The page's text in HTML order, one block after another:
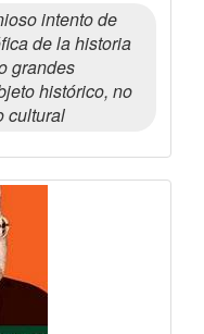
intento de
de la historia
grandes
histórico, no
cultural